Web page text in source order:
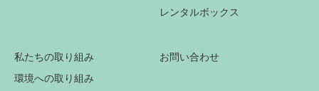
レンタルボックス
私たちの取り組み
環境への取り組み
お問い合わせ